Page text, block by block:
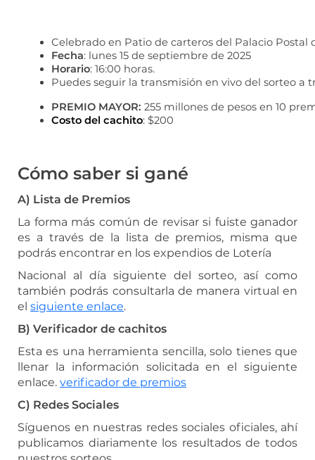
Celebrado en Patio de carteros del Palacio Postal
Fecha: lunes 15 de septiembre de 2025
Horario: 16:00 horas.
Puedes seguir la transmisión en vivo del sorteo a
PREMIO MAYOR: 255 millones de pesos en 10
Costo del cachito: $200
Cómo saber si gané
A) Lista de Premios
La forma más común de revisar si fuiste ganador
es a través de la lista de premios, misma que
podrás encontrar en los expendios de Lotería
Nacional al día siguiente del sorteo, así como
también podrás consultarla de manera virtual en
el siguiente enlace.
B) Verificador de cachitos
Esta es una herramienta sencilla, solo tienes que
llenar la información solicitada en el siguiente
enlace. verificador de premios
C) Redes Sociales
Síguenos en nuestras redes sociales oficiales, ahí
publicamos diariamente los resultados de todos